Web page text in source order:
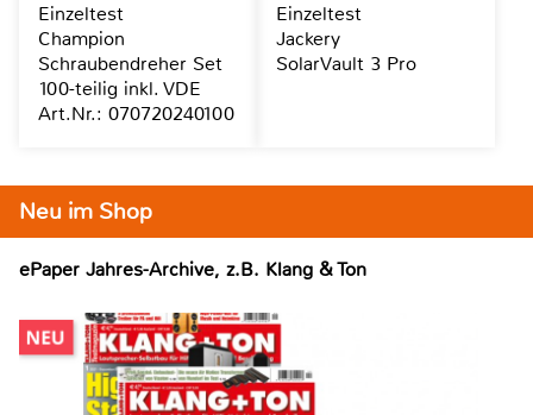
Neu im Shop
ePaper Jahres-Archive, z.B. Klang & Ton
Einzeltest
Champion
Schraubendreher Set
100-teilig inkl. VDE
Art.Nr.: 070720240100
Einzeltest
Jackery
SolarVault 3 Pro